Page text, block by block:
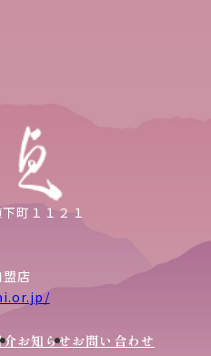
町１１２１
店
お知らせお問い合わせ